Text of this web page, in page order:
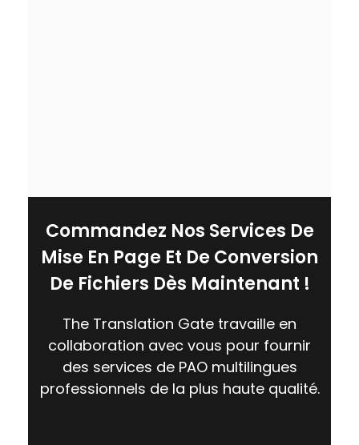
Commandez Nos Services De
Mise En Page Et De Conversion
De Fichiers Dès Maintenant !
The Translation Gate travaille en
collaboration avec vous pour fournir
des services de PAO multilingues
professionnels de la plus haute qualité.